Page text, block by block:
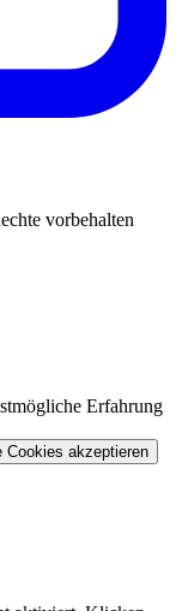
vorbehalten
Erfahrung
Cookies akzeptieren